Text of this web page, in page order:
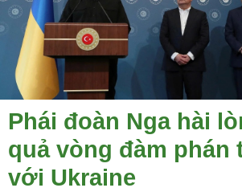
Phái đoàn Nga hài
quả vòng đàm phán
với Ukraine